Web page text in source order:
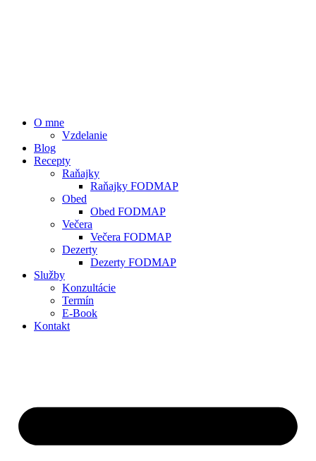
O mne
Vzdelanie
Blog
Recepty
Raňajky
Raňajky FODMAP
Obed
Obed FODMAP
Večera
Večera FODMAP
Dezerty
Dezerty FODMAP
Služby
Konzultácie
Termín
E-Book
Kontakt